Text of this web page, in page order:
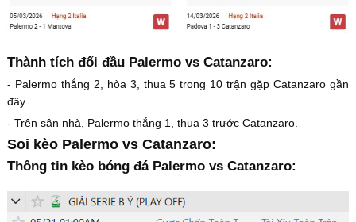
Thành tích đối đầu Palermo vs Catanzaro:
- Palermo thắng 2, hòa 3, thua 5 trong 10 trận gặp Catanzaro gần
đây.
- Trên sân nhà, Palermo thắng 1, thua 3 trước Catanzaro.
Soi kèo Palermo vs Catanzaro:
Thông tin kèo bóng đá Palermo vs Catanzaro: